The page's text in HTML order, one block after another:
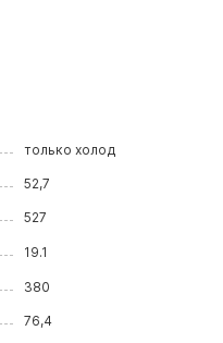
только холод
52,7
527
19.1
380
76,4